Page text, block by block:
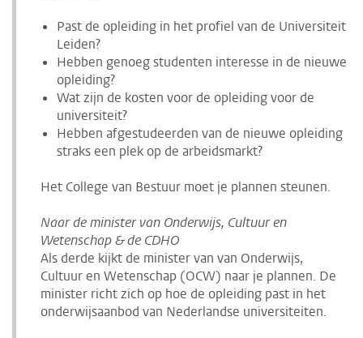
Past de opleiding in het profiel van de Universiteit
Leiden?
Hebben genoeg studenten interesse in de nieuwe
opleiding?
Wat zijn de kosten voor de opleiding voor de
universiteit?
Hebben afgestudeerden van de nieuwe opleiding
straks een plek op de arbeidsmarkt?
Het College van Bestuur moet je plannen steunen.
Naar de minister van Onderwijs, Cultuur en
Wetenschap & de CDHO
Als derde kijkt de minister van van Onderwijs,
Cultuur en Wetenschap (OCW) naar je plannen. De
minister richt zich op hoe de opleiding past in het
onderwijsaanbod van Nederlandse universiteiten.